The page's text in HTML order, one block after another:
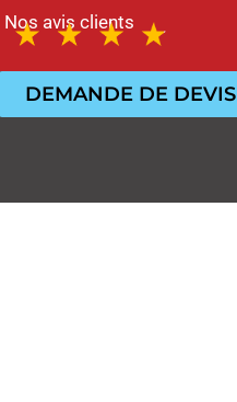
Nos avis clients
DEMANDE DE DEVIS